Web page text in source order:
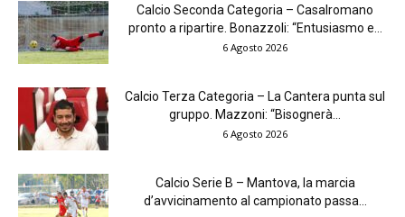
Calcio Seconda Categoria – Casalromano
pronto a ripartire. Bonazzoli: “Entusiasmo e...
6 Agosto 2026
Calcio Terza Categoria – La Cantera punta sul
gruppo. Mazzoni: “Bisognerà...
6 Agosto 2026
Calcio Serie B – Mantova, la marcia
d’avvicinamento al campionato passa...